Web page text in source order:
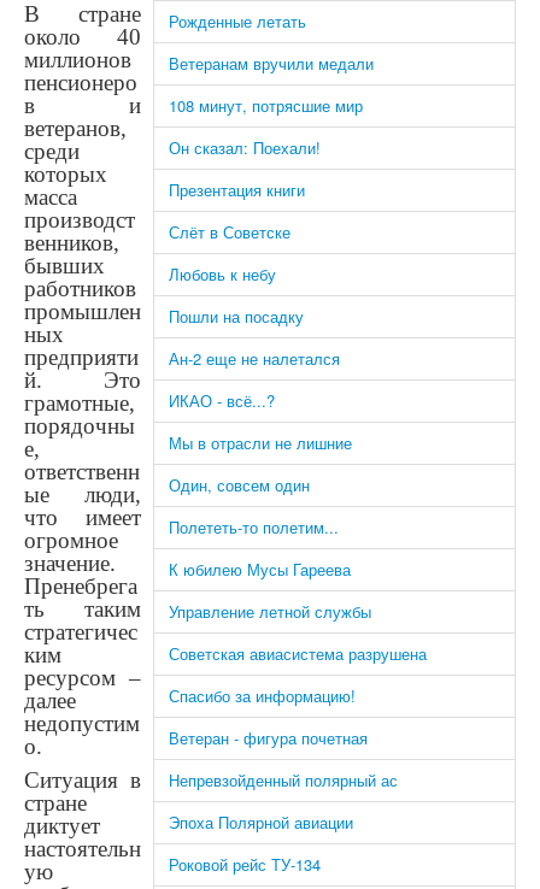
Рожденные летать
Ветеранам вручили медали
108 минут, потрясшие мир
Он сказал: Поехали!
Презентация книги
Слёт в Советске
Любовь к небу
Пошли на посадку
Ан-2 еще не налетался
ИКАО - всё...?
Мы в отрасли не лишние
Один, совсем один
Полететь-то полетим...
К юбилею Мусы Гареева
Управление летной службы
Советская авиасистема разрушена
Спасибо за информацию!
Ветеран - фигура почетная
Непревзойденный полярный ас
Эпоха Полярной авиации
Роковой рейс ТУ-134
В стране
около 40
миллионов
пенсионеро
в и
ветеранов,
среди
которых
масса
производст
венников,
бывших
работников
промышлен
ных
предприяти
й. Это
грамотные,
порядочны
е,
ответственн
ые люди,
что имеет
огромное
значение.
Пренебрега
ть таким
стратегичес
ким
ресурсом –
далее
недопустим
о.
Ситуация в
стране
диктует
настоятельн
ую